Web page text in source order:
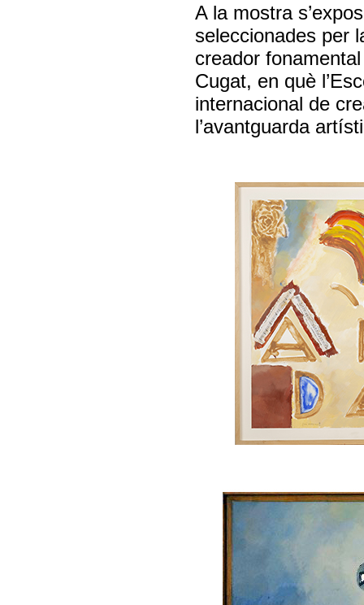
A la mostra
seleccionades per
creador
Cugat, en què
internacional de
l’avantguarda